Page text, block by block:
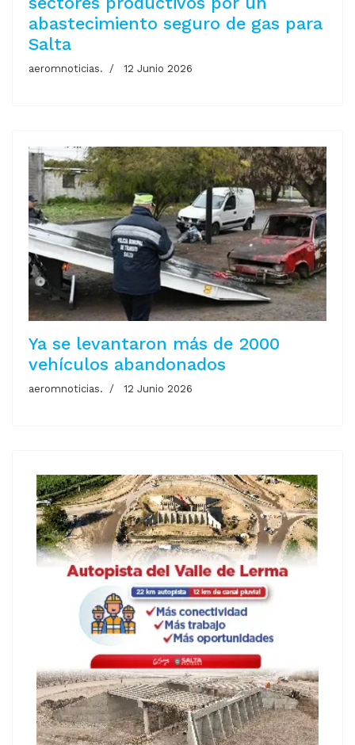
abastecimiento seguro de gas para
Salta
aeromnoticias. 12 Junio 2026
Ya se levantaron más de 2000
vehículos abandonados
aeromnoticias. 12 Junio 2026